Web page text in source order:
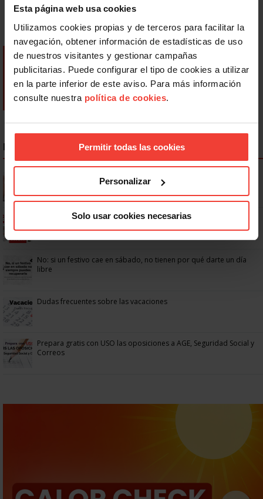
Esta página web usa cookies
Utilizamos cookies propias y de terceros para facilitar la
navegación, obtener información de estadísticas de uso
de nuestros visitantes y gestionar campañas
publicitarias. Puede configurar el tipo de cookies a utilizar
en la parte inferior de este aviso. Para más información
consulte nuestra política de cookies.
Permitir todas las cookies
Personalizar
Solo usar cookies necesarias
NOTICIAS MÁS LEÍDAS
Se actualizan las patologías para acceder a la jubilación
anticipada por discapacidad
Ya os podéis descargar la app de USO
No: si un festivo cae en sábado, no tienen por qué darte un día
libre
Dudas frecuentes sobre las vacaciones
Prepara gratis con USO las oposiciones a AGE, Seguridad Social y
Correos